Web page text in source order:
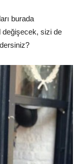
burada
değişecek, sizi de